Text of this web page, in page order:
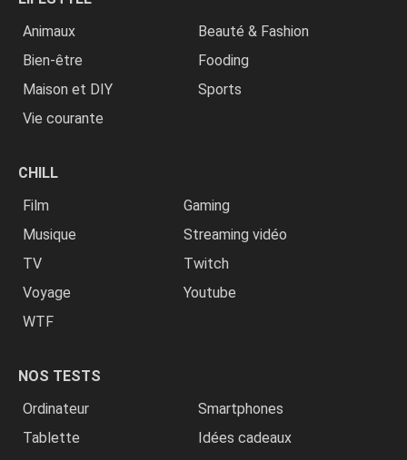
Animaux
Beauté & Fashion
Bien-être
Fooding
Maison et DIY
Sports
Vie courante
CHILL
Film
Gaming
Musique
Streaming vidéo
TV
Twitch
Voyage
Youtube
WTF
NOS TESTS
Ordinateur
Smartphones
Tablette
Idées cadeaux